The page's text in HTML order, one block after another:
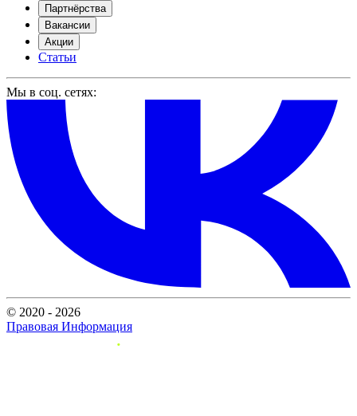
Партнёрства
Вакансии
Акции
Статьи
Мы в соц. сетях:
© 2020 - 2026
Правовая Информация